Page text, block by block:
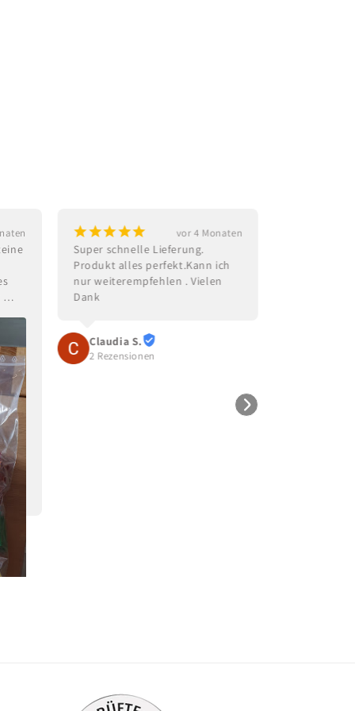
¡¡¡¡¡ vor 4 Monaten
Super schnelle Lieferung.
Produkt alles perfekt.Kann ich
nur weiterempfehlen . Vielen
Dank
Claudia S.
2 Rezensionen